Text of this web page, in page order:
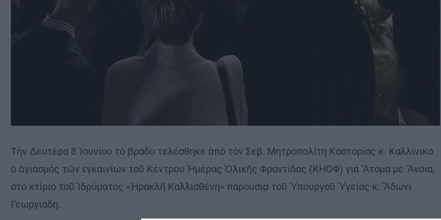
Τήν Δευτέρα 8 Ἰουνίου τό βράδυ τελέσθηκε ἀπό τόν Σεβ. Μητροπολίτη Καστορίας κ. Καλλίνικο
ὁ ἁγιασμός τῶν ἐγκαινίων τοῦ Κέντρου Ἡμέρας Ὁλικῆς Φροντίδας (ΚΗΟΦ) γιά Ἄτομα μέ Ἄνοια,
στό κτίριο τοῦ Ἱδρύματος «Ἡρακλῆ Καλλισθένη» παρουσίᾳ τοῦ Ὑπουργοῦ Ὑγείας κ. Ἄδωνι
Γεωργιάδη.